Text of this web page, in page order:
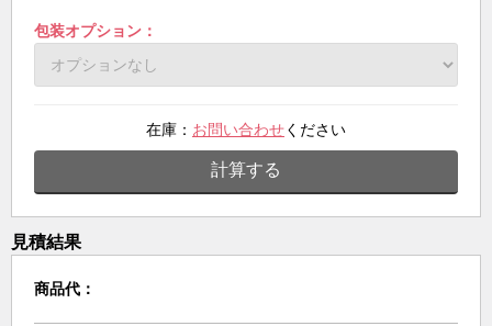
包装オプション：
在庫： お問い合わせください
計算する
見積結果
商品代：